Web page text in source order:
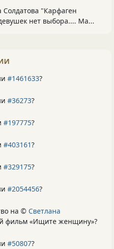
Солдатова "Карфаген
нет выбора.... Ма...
#1461633?
#36273?
#197775?
#403161?
#329175?
#2054456?
на © Светлана
фильм «Ищите женщину»?
#50807?